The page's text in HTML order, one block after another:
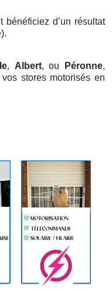
bénéficiez d’un résultat
, Albert, ou Péronne,
stores motorisés en